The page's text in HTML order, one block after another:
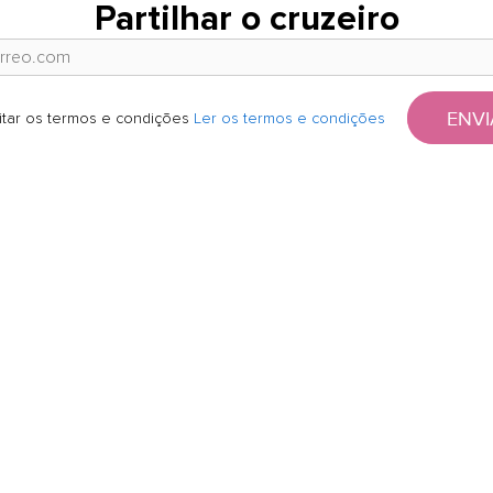
Partilhar o cruzeiro
os termos e condições Ler os termos e condições